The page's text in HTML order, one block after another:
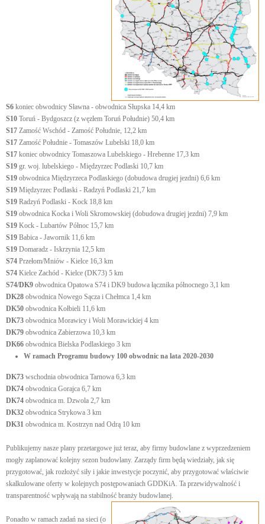
S6 koniec obwodnicy Sławna - obwodnica Słupska 14,4 km
S10 Toruń - Bydgoszcz (z węzłem Toruń Południe) 50,4 km
S17 Zamość Wschód - Zamość Południe, 12,2 km
S17 Zamość Południe - Tomaszów Lubelski 18,0 km
S17 koniec obwodnicy Tomaszowa Lubelskiego - Hrebenne 17,3 km
S19 gr. woj. lubelskiego - Międzyrzec Podlaski 10,7 km
S19 obwodnica Międzyrzeca Podlaskiego (dobudowa drugiej jezdni) 6,6 km
S19 Międzyrzec Podlaski - Radzyń Podlaski 21,7 km
S19 Radzyń Podlaski - Kock 18,8 km
S19 obwodnica Kocka i Woli Skromowskiej (dobudowa drugiej jezdni) 7,9 km
S19 Kock - Lubartów Północ 15,7 km
S19 Babica - Jawornik 11,6 km
S19 Domaradz - Iskrzynia 12,5 km
S74 Przełom/Mniów - Kielce 16,3 km
S74 Kielce Zachód - Kielce (DK73) 5 km
S74/DK9 obwodnica Opatowa S74 i DK9 budowa łącznika północnego 3,1 km
DK28 obwodnica Nowego Sącza i Chełmca 1,4 km
DK50 obwodnica Kołbieli 11,6 km
DK73 obwodnica Morawicy i Woli Morawickiej 4 km
DK79 obwodnica Zabierzowa 10,3 km
DK66 obwodnica Bielska Podlaskiego 3 km
W ramach Programu budowy 100 obwodnic na lata 2020-2030
DK73 wschodnia obwodnica Tarnowa 6,3 km
DK74 obwodnica Gorajca 6,7 km
DK74 obwodnica m. Dzwola 2,7 km
DK32 obwodnica Strykowa 3 km
DK31 obwodnica m. Kostrzyn nad Odrą 10 km
Publikujemy nasze plany przetargowe już teraz, aby firmy budowlane z wyprzedzeniem
mogły zaplanować kolejny sezon budowlany. Zarządy firm będą wiedziały, jak się
przygotować, jak rozłożyć siły i jakie inwestycje poczynić, aby przygotować właściwie
skalkulowane oferty w kolejnych postępowaniach GDDKiA. Ta przewidywalność i
transparentność wpływają na stabilność branży budowlanej.
Ponadto w ramach zadań na sieci (o